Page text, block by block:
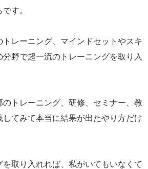
す。
レーニング、マインドセットやスキ
野で超一流のトレーニングを取り入
トレーニング、研修、セミナー、教
てみて本当に結果が出たやり方だけ
取り入れれば、私がいてもいなくて